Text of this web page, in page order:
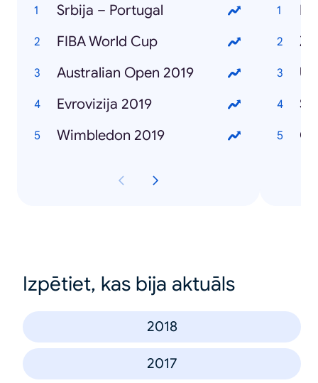
Srbija – Portugal
FIBA World Cup
Australian Open 2019
Evrovizija 2019
Wimbledon 2019
Izpētiet, kas bija aktuāls
2018
2017